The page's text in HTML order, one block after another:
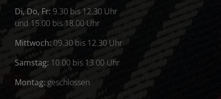
Di, Do, Fr: 9.30 bis 12.30 Uhr
und 15.00 bis 18.00 Uhr
Mittwoch: 09.30 bis 12.30 Uhr
Samstag: 10.00 bis 13.00 Uhr
Montag: geschlossen